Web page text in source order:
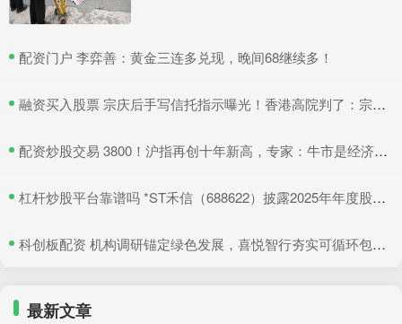
​配资门户 李弈善：黄金三连多兑现，晚间68继续多！
​融资买入股票 宗庆后手写信托指示曝光！香港高院判了：宗馥莉暂不得挪动汇丰账户资产
​配资炒股交易 3800！沪指再创十年新高，专家：牛市是经济增长重要引擎
​杠杆炒股平台靠谱吗 *ST禾信（688622）披露2025年年度股东会决议公告，5月22日股价上涨3.33%
​科创板配资 机构调研锚定绿色发展，喜悦智行夯实可循环包装行业优势
最新文章